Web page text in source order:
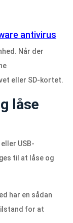
antivirus
Når der
eller SD-kortet.
låse
USB-
til at låse og
har en sådan
for at